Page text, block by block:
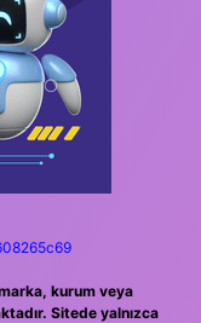
kurum veya
Sitede yalnızca